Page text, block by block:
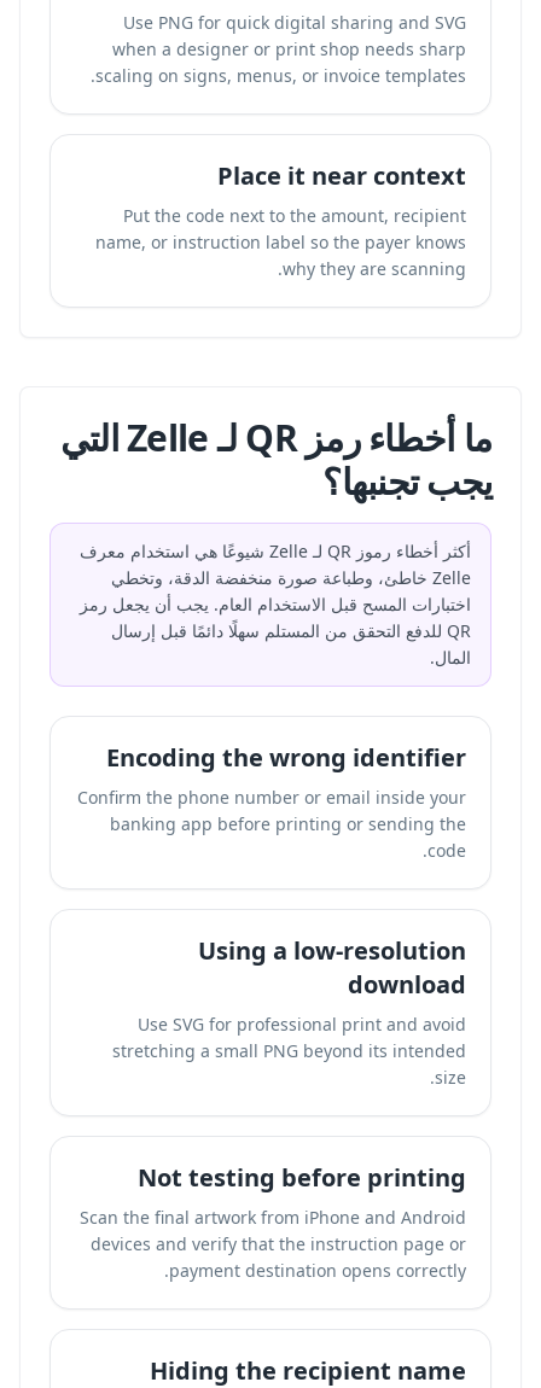
Use PNG for quick digital sharing and SVG
when a designer or print shop needs sharp
scaling on signs, menus, or invoice templates.
Place it near context
Put the code next to the amount, recipient
name, or instruction label so the payer knows
why they are scanning.
ما أخطاء رمز QR لـ Zelle التي
يجب تجنبها؟
أكثر أخطاء رموز QR لـ Zelle شيوعًا هي استخدام معرف
Zelle خاطئ، وطباعة صورة منخفضة الدقة، وتخطي
اختبارات المسح قبل الاستخدام العام. يجب أن يجعل رمز
QR للدفع التحقق من المستلم سهلًا دائمًا قبل إرسال
المال.
Encoding the wrong identifier
Confirm the phone number or email inside your
banking app before printing or sending the
code.
Using a low-resolution
download
Use SVG for professional print and avoid
stretching a small PNG beyond its intended
size.
Not testing before printing
Scan the final artwork from iPhone and Android
devices and verify that the instruction page or
payment destination opens correctly.
Hiding the recipient name